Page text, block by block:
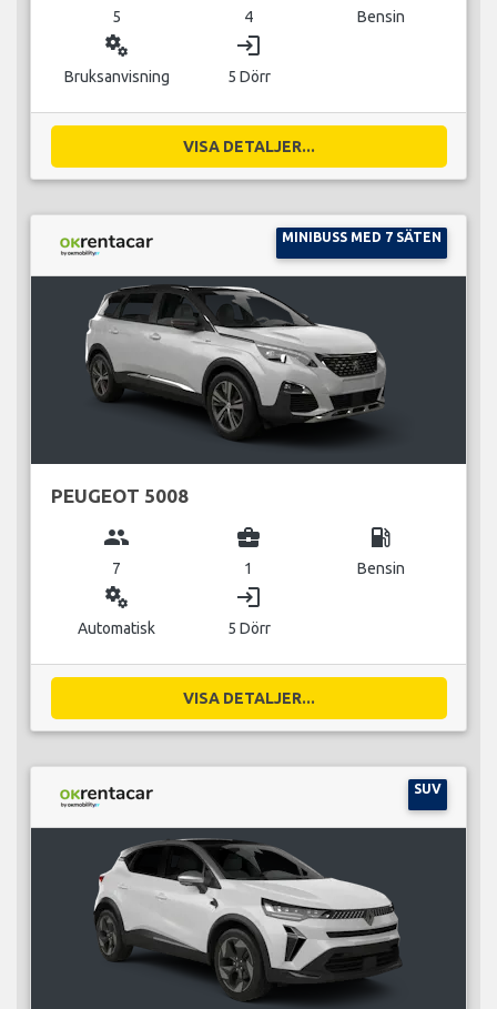
5 4 Bensin
miscellaneous_services
Bruksanvisning
login
5 Dörr
VISA DETALJER...
MINIBUSS MED 7 SÄTEN
PEUGEOT 5008
group
7
business_center
1
local_gas_station
Bensin
miscellaneous_services
Automatisk
login
5 Dörr
VISA DETALJER...
SUV